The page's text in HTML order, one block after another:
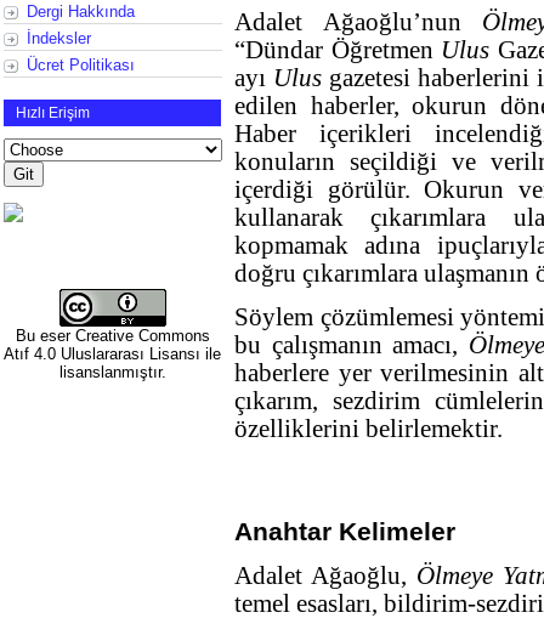
Dergi Hakkında
İndeksler
Ücret Politikası
Hızlı Erişim
Bu eser Creative Commons
Atıf 4.0 Uluslararası Lisansı ile
lisanslanmıştır.
Adalet Ağaoğlu’nun
“Dündar Öğretmen Ulus
ayı Ulus gazetesi
edilen haberler, okurun
Haber içerikleri
konuların seçildiği ve
içerdiği görülür. Okurun
kullanarak çıkarımlara
kopmamak adına
doğru çıkarımlara ulaşmanın
Söylem çözümlemesi
bu çalışmanın amacı,
haberlere yer verilmesinin
çıkarım, sezdirim
özelliklerini belirlemektir.
Anahtar Kelimeler
Adalet Ağaoğlu, Ölmeye
temel esasları, bildirim-